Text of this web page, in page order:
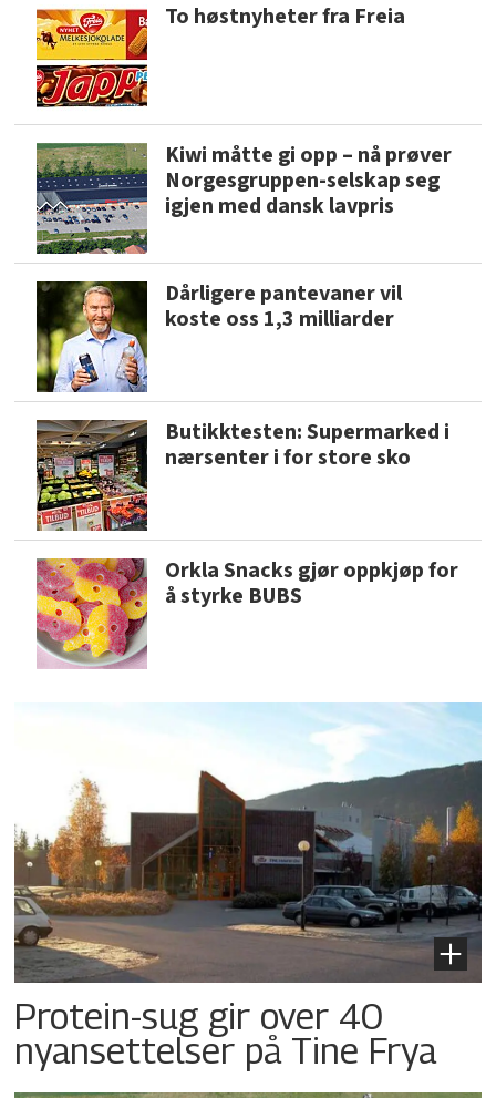
To høstnyheter fra Freia
Kiwi måtte gi opp – nå prøver
Norgesgruppen-selskap seg
igjen med dansk lavpris
Dårligere pantevaner vil
koste oss 1,3 milliarder
Butikktesten: Supermarked i
nærsenter i for store sko
Orkla Snacks gjør oppkjøp for
å styrke BUBS
Protein-sug gir over 40
nyansettelser på Tine Frya